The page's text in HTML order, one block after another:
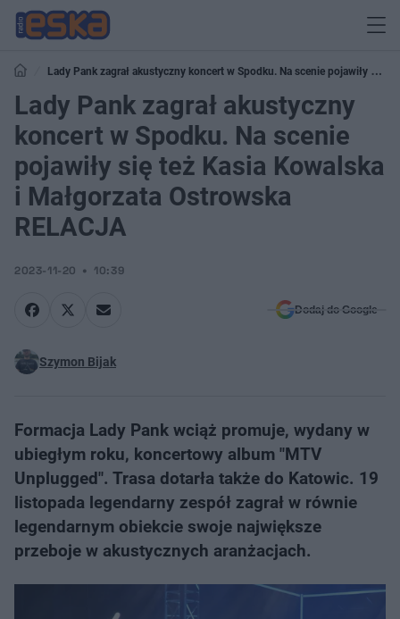
Lady Pank zagrał akustyczny koncert w Spodku. Na scenie pojawiły się
też Kasia Kowalska i Małgorzata Ostrowska RELACJA
Lady Pank zagrał akustyczny
koncert w Spodku. Na scenie
pojawiły się też Kasia Kowalska
i Małgorzata Ostrowska
RELACJA
2023-11-20 10:39
Dodaj do Google
Szymon Bijak
Formacja Lady Pank wciąż promuje, wydany w
ubiegłym roku, koncertowy album "MTV
Unplugged". Trasa dotarła także do Katowic. 19
listopada legendarny zespół zagrał w równie
legendarnym obiekcie swoje największe
przeboje w akustycznych aranżacjach.